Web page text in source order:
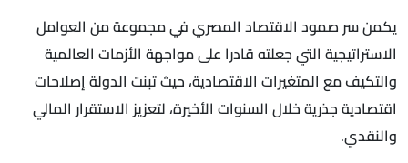
يكمن سر صمود الاقتصاد المصري في مجموعة من العوامل
الاستراتيجية التي جعلته قادرا على مواجهة الأزمات العالمية
والتكيف مع المتغيرات الاقتصادية، حيث تبنت الدولة إصلاحات
اقتصادية جذرية خلال السنوات الأخيرة، لتعزيز الاستقرار المالي
والنقدي.